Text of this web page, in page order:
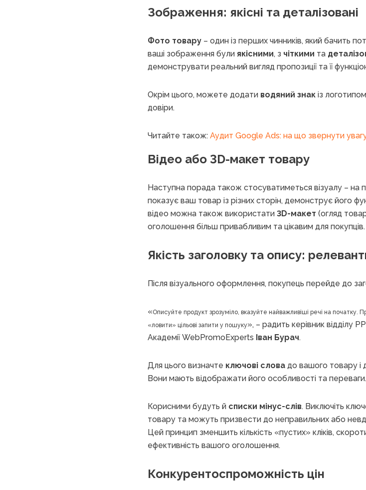
Зображення: якісні та деталізовані
Фото товару – один із перших чинників, який бачить
ваші зображення були якісними, з чіткими та
демонструвати реальний вигляд пропозиції та її
Окрім цього, можете додати водяний знак із
довіри.
Читайте також: Аудит Google Ads: на що звернути
Відео або 3D-макет товару
Наступна порада також стосуватиметься візуалу – на
показує ваш товар із різних сторін, демонструє його
відео можна також використати 3D-макет (огляд
оголошення більш привабливим та цікавим для покупців.
Якість заголовку та опису:
Після візуального оформлення, покупець перейде до
«Описуйте продукт зрозуміло, вказуйте найважливіші речі на початку.
«ловити» цільові запити у пошуку», – радить керівник відділу
Академії WebPromoExperts Іван Бурач.
Для цього визначте ключові слова до вашого товару і
Вони мають відображати його особливості та переваги.
Корисними будуть й списки мінус-слів. Виключіть
товару та можуть призвести до неправильних або
Цей принцип зменшить кількість «пустих» кліків,
ефективність вашого оголошення.
Конкурентоспроможність цін